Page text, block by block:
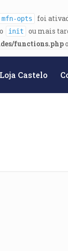
mfn-opts
foi
init ou mais
functions.php
Loja Castelo